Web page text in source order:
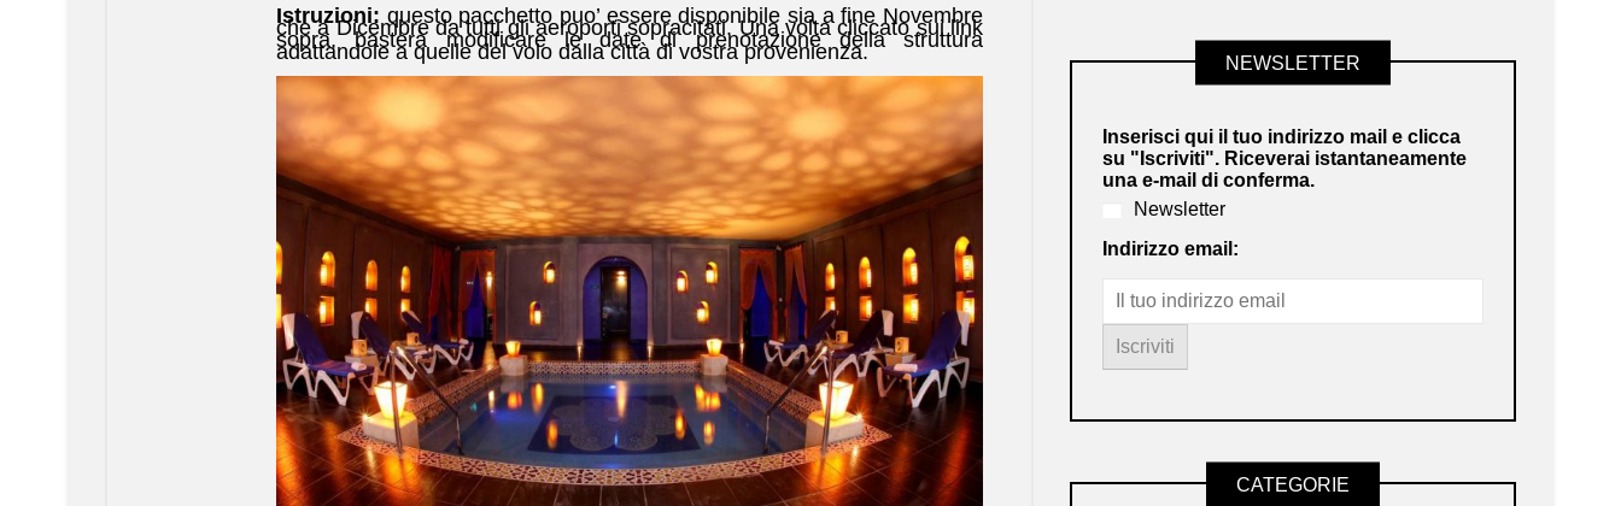
Istruzioni: questo pacchetto puo’ essere disponibile sia a fine Novembre
che a Dicembre da tutti gli aeroporti sopracitati. Una volta cliccato sui link
sopra, basterà modificare le date di prenotazione della struttura
adattandole a quelle del volo dalla città di vostra provenienza. NEWSLETTER
Inserisci qui il tuo indirizzo mail e clicca
su "Iscriviti". Riceverai istantaneamente
una e-mail di conferma.
Newsletter
Indirizzo email:
CATEGORIE